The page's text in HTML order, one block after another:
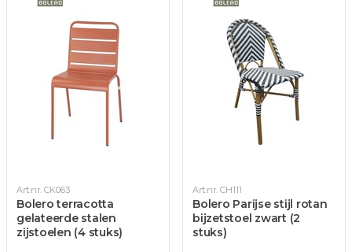
Art.nr. CK063
Bolero terracotta
gelateerde stalen
zijstoelen (4 stuks)
Art.nr. CH111
Bolero Parijse stijl rotan
bijzetstoel zwart (2
stuks)